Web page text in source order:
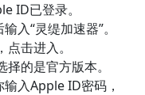
ID已登录。
入“灵缇加速器”。
击进入。
的是官方版本。
入Apple ID密码，